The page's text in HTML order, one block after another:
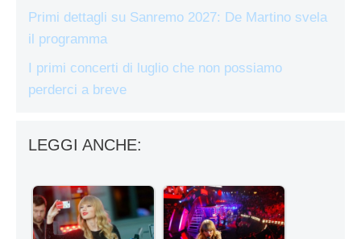
Primi dettagli su Sanremo 2027: De Martino svela
il programma
I primi concerti di luglio che non possiamo
perderci a breve
LEGGI ANCHE: